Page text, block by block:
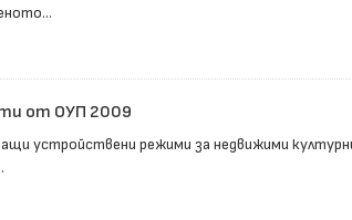
от ОУП 2009
устройствени режими за недвижими